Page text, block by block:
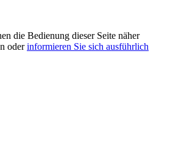
die Bedienung dieser Seite näher
oderinformieren Sie sich ausführlich